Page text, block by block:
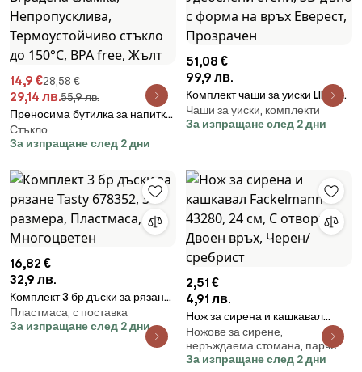
14,9 €28,58 €
29,14 лв.55,9 лв.
Преносима бутилка за напитки
Buydeem CD1017-MY, 500 мл,
Вградена сламка,
Термоустойчиво стъкло до
150°C, BPA free, Жълт
Стъкло
За изпращане след 2 дни
51,08 €
99,9 лв.
Комплект чаши за уиски LIITON
L10200 Denali 270 мл, 4 бр,
Удебелени стени, 3D дъно с
Чаши за уиски, комплекти
За изпращане след 2 дни
16,82 €
32,9 лв.
Комплект 3 бр дъски за рязане
Tasty 678352, 3 размера,
Пластмаса, Многоцветен
Пластмаса, с поставка
За изпращане след 2 дни
2,51 €
4,91 лв.
Нож за сирена и кашкавал
Fackelmann 43280, 24 см, С
отвори, Двоен връх, Черен/
сребрист
Ножове за сирене,
неръждаема стомана, парче
За изпращане след 2 дни